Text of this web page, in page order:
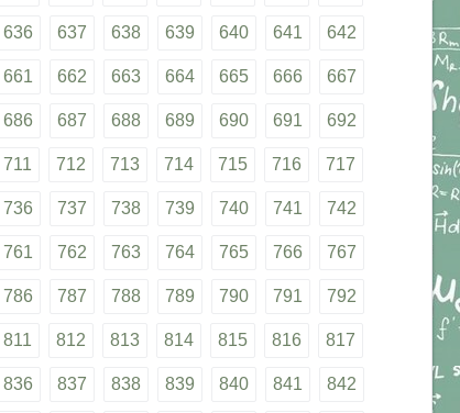
636 637 638 639 640 641 642
661 662 663 664 665 666 667
686 687 688 689 690 691 692
711 712 713 714 715 716 717
736 737 738 739 740 741 742
761 762 763 764 765 766 767
786 787 788 789 790 791 792
811 812 813 814 815 816 817
836 837 838 839 840 841 842